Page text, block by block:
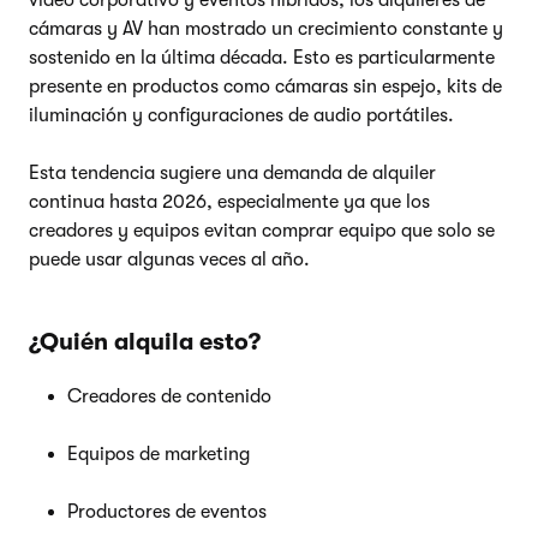
cámaras y AV han mostrado un crecimiento constante y
sostenido en la última década. Esto es particularmente
presente en productos como cámaras sin espejo, kits de
iluminación y configuraciones de audio portátiles.
Esta tendencia sugiere una demanda de alquiler
continua hasta 2026, especialmente ya que los
creadores y equipos evitan comprar equipo que solo se
puede usar algunas veces al año.
¿Quién alquila esto?
Creadores de contenido
Equipos de marketing
Productores de eventos